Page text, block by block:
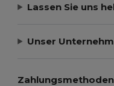
Lassen Sie uns
Unser
Zahlungsmethoden